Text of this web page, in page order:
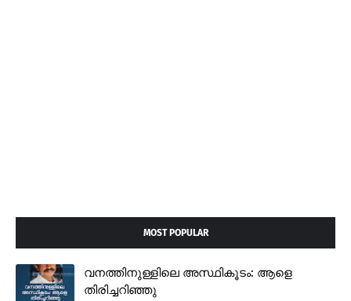
MOST POPULAR
വനത്തിനുള്ളിലെ അസ്ഥികൂടം: ആളെ
തിരിച്ചറിഞ്ഞു